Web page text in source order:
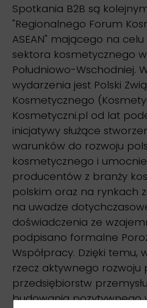
Spotkania B2B są
"Regionalnego Forum
ASEAN" mającego na
sektora kosmetycznego
Południowo-Wschodniej.
wydarzenia jest Polski
Kosmetycznego
Kosmetyczni.pl od lat
inicjatywy służące
warunków do rozwoju
kosmetycznego i
producentów z branży
polskim oraz na rynkach
na uwadze
doświadczenia ze
podpisano formalne
Współpracy. Dzięki temu,
rzecz aktywnego rozwoju
przedsiębiorstw
budowania pozytywnego